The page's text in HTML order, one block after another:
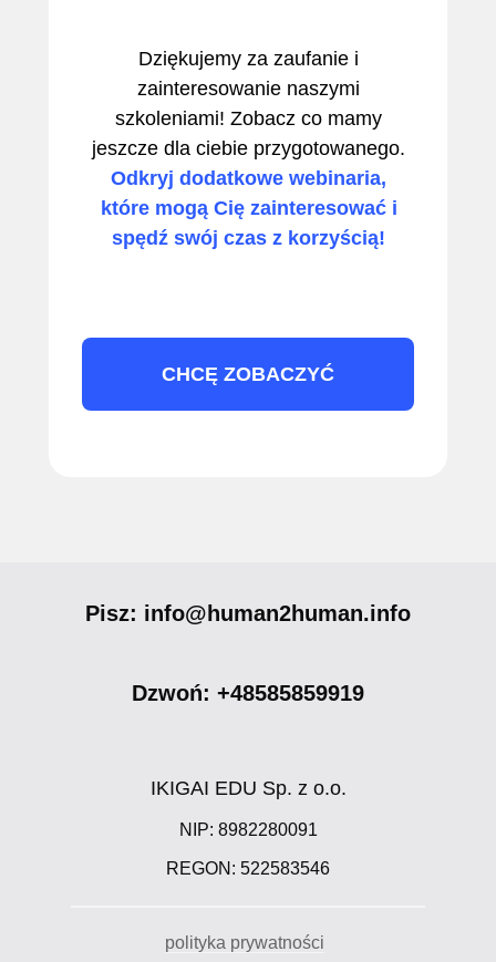
Dziękujemy za zaufanie i
zainteresowanie naszymi
szkoleniami! Zobacz co mamy
jeszcze dla ciebie przygotowanego.
Odkryj dodatkowe webinaria,
które mogą Cię zainteresować i
spędź swój czas z korzyścią!
CHCĘ ZOBACZYĆ
Pisz: info@human2human.info
NIP: 8982280091
Dzwoń: +48585859919
REGON: 522583546
polityka prywatności
IKIGAI EDU Sp. z o.o.